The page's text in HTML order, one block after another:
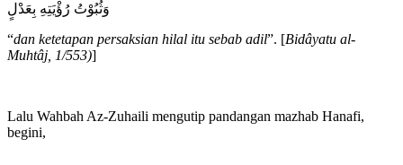
وَثُبُوْتُ رُؤْيَتِهِ بِعَدْلٍ
“dan ketetapan persaksian hilal itu sebab adil”. [Bidâyatu al-
Muhtâj, 1/553)]
Lalu Wahbah Az-Zuhaili mengutip pandangan mazhab Hanafi,
begini,